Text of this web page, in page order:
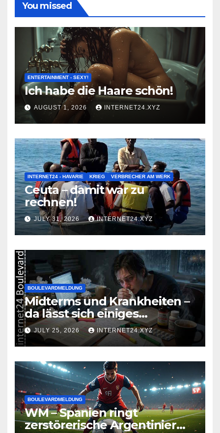
You missed
ENTERTAINMENT - SEXY!
Ich habe die Haare schön!
AUGUST 1, 2026 INTERNET24.XYZ
INTERNET24 - HAVARIE KRIEG VERBRECHER AM WERK
Ceuta – damit war zu
rechnen!
JULY 31, 2026 INTERNET24.XYZ
BOULEVARDMELDUNG
Midterms und Krankheiten –
da lässt sich einiges
zusammenbrauen!
JULY 25, 2026 INTERNET24.XYZ
BOULEVARDMELDUNG
WM – Spanien ringt
zerstörerische Argentinier